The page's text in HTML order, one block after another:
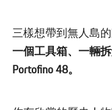
三樣想帶到無人島
一個工具箱、一輛
Portofino 48。